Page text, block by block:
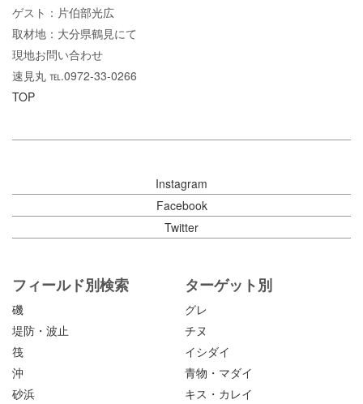
ゲスト：片伯部光広
取材地：大分県鶴見にて
現地お問い合わせ
速見丸 ℡.0972-33-0266
TOP
Instagram
Facebook
Twitter
フィールド別検索
磯
堤防・波止
筏
沖
砂浜
ターゲット別
グレ
チヌ
イシダイ
青物・マダイ
キス・カレイ